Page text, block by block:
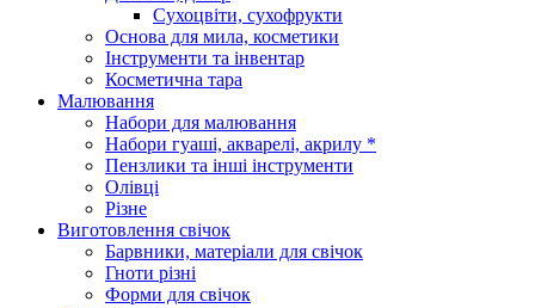
Сухоцвіти, сухофрукти
Основа для мила, косметики
Інструменти та інвентар
Косметична тара
Малювання
Набори для малювання
Набори гуаші, акварелі, акрилу *
Пензлики та інші інструменти
Олівці
Різне
Виготовлення свічок
Барвники, матеріали для свічок
Гноти різні
Форми для свічок